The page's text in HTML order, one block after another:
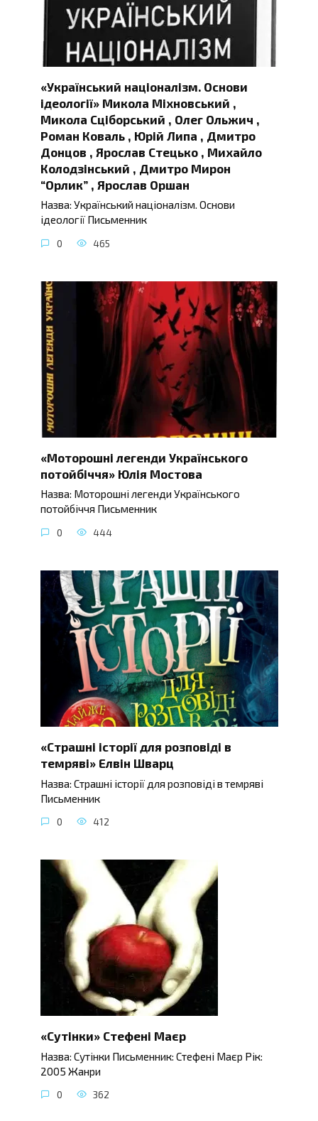
«Український націоналізм. Основи
ідеології» Микола Міхновський ,
Микола Сціборський , Олег Ольжич ,
Роман Коваль , Юрій Липа , Дмитро
Донцов , Ярослав Стецько , Михайло
Колодзінський , Дмитро Мирон
“Орлик” , Ярослав Оршан
Назва: Український націоналізм. Основи
ідеології Письменник
0 465
«Моторошні легенди Українського
потойбіччя» Юлія Мостова
Назва: Моторошні легенди Українського
потойбіччя Письменник
0 444
«Страшні історії для розповіді в
темряві» Елвін Шварц
Назва: Страшні історії для розповіді в темряві
Письменник
0 412
«Сутінки» Стефені Маєр
Назва: Сутінки Письменник: Стефені Маєр Рік:
2005 Жанри
0 362